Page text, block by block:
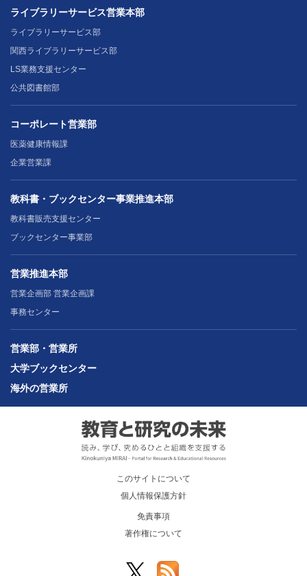
ライブラリーサービス営業本部
ライブラリーサービス部
関西ライブラリーサービス部
LS業務支援センター
公共図書館部
コーポレート営業部
医薬健康情報課
企業営業課
教科書・ブックセンター事業推進本部
教科書販売支援センター
ブックセンター事業部
営業推進本部
営業企画部 営業企画課
事務センター
営業部・営業所
大学ブックセンター
海外の営業所
このサイトについて
個人情報保護方針
免責事項
著作権について